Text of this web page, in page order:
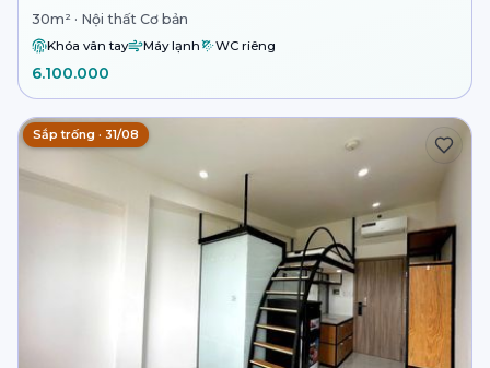
30m² · Nội thất Cơ bản
Khóa vân tay Máy lạnh WC riêng
6.100.000
Sắp trống · 31/08